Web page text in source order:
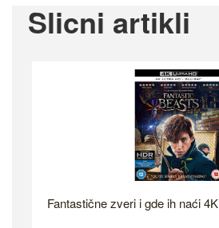
Slicni artikli
Fantastične zveri i gde ih naći